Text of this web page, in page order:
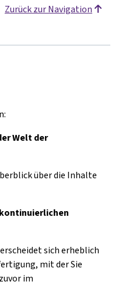
Zurück zur Navigation
Welt der
über die Inhalte
sich erheblich
mit der Sie
im